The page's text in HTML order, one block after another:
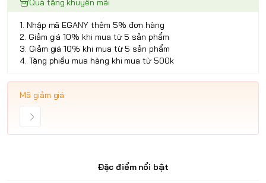
1. Nhập mã EGANY thêm 5% đơn hàng
2. Giảm giá 10% khi mua từ 5 sản phẩm
3. Giảm giá 10% khi mua từ 5 sản phẩm
4. Tặng phiếu mua hàng khi mua từ 500k
Mã giảm giá
Đặc điểm nổi bật